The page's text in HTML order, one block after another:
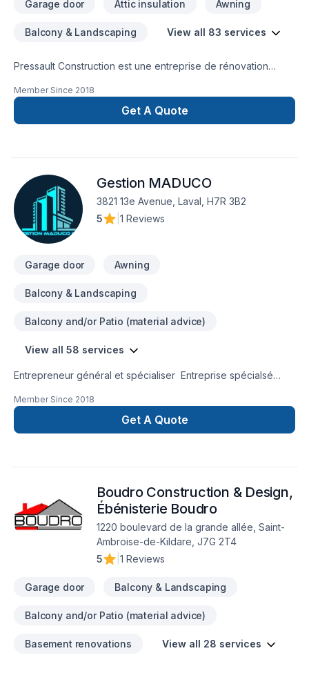
Garage door Attic insulation Awning
Balcony & Landscaping View all 83 services
Pressault Construction est une entreprise de rénovation
Si vous voulez un service de qualité, nous sommes là pour
Member Since 2018
Get A Quote
Gestion MADUCO
3821 13e Avenue, Laval, H7R 3B2
5
1 Reviews
Garage door Awning
Balcony & Landscaping
Balcony and/or Patio (material advice)
View all 58 services
Entrepreneur général et spécialiser Entreprise spécialsé
Member Since 2018
Get A Quote
Boudro Construction & Design,
Ébénisterie Boudro
1220 boulevard de la grande allée, Saint-
Ambroise-de-Kildare, J7G 2T4
5
1 Reviews
Garage door Balcony & Landscaping
Balcony and/or Patio (material advice)
Basement renovations View all 28 services